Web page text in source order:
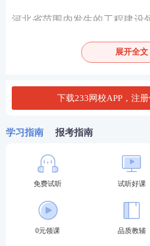
河北省范围内发生的工程建设
4.其他扣分项（25分）
“省外建筑企业进冀信息报送”
作不到位和河北省范围内发生
（二）生产经营情况
根据“河北省建筑市场监管公
总承包项目合同额赋值。按照
（三）附加值
展开全文
下载233网校APP，注
学习指南 报考指南
免费试听 试听好课
0元领课 品质教辅